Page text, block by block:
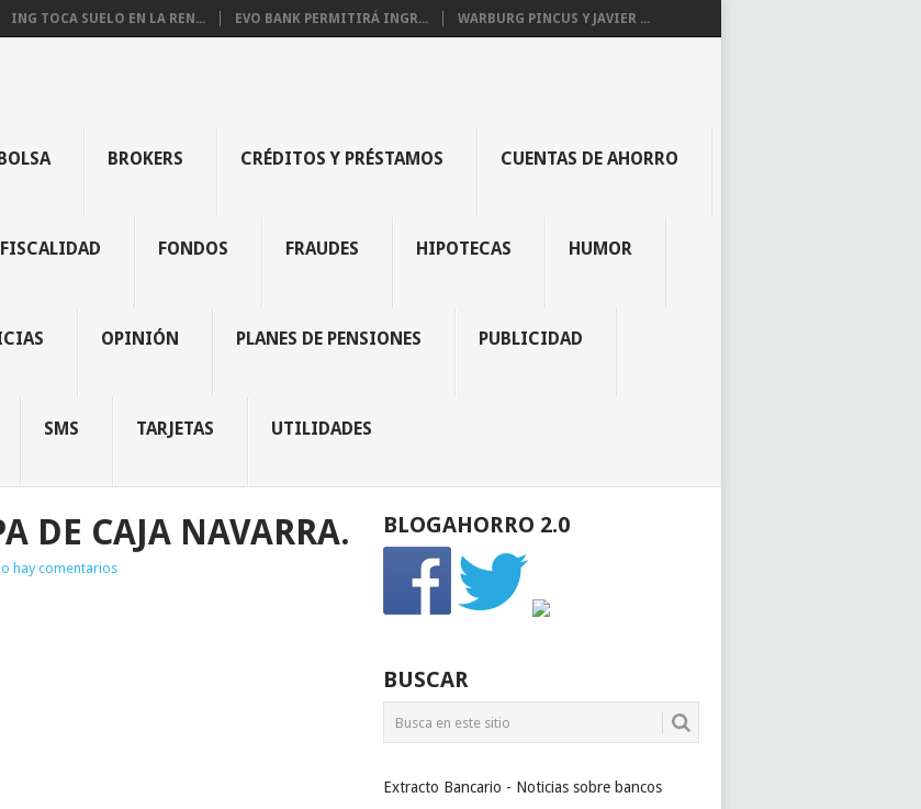
ING TOCA SUELO EN LA REN... EVO BANK PERMITIRÁ INGR... WARBURG PINCUS Y JAVIER ...
BROKERS CRÉDITOS Y PRÉSTAMOS CUENTAS DE AHORRO
FISCALIDAD FONDOS FRAUDES HIPOTECAS HUMOR
OPINIÓN PLANES DE PENSIONES PUBLICIDAD
SMS TARJETAS UTILIDADES
DE CAJA NAVARRA.
hay comentarios
BLOGAHORRO 2.0
BUSCAR
Extracto Bancario - Noticias sobre bancos